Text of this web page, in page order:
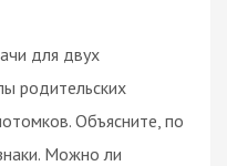
для двух
родительских
Объясните, по
Можно ли